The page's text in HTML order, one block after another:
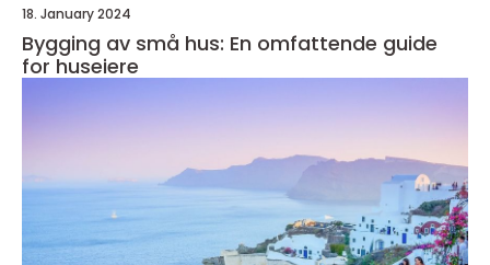
18. January 2024
Bygging av små hus: En omfattende guide
for huseiere